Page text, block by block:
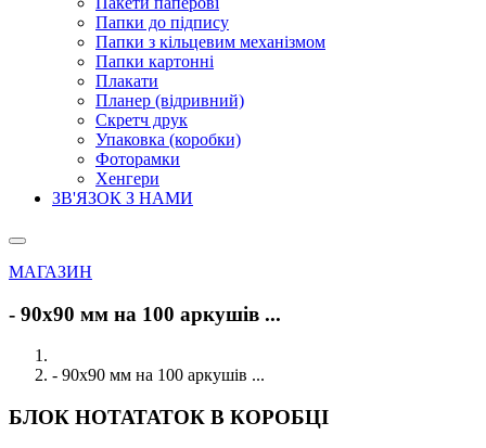
Папки до підпису
Папки з кільцевим механізмом
Папки картонні
Плакати
Планер (відривний)
Скретч друк
Упаковка (коробки)
Фоторамки
Хенгери
ЗВ'ЯЗОК З НАМИ
МАГАЗИН
- 90х90 мм на 100 аркушів ...
- 90х90 мм на 100 аркушів ...
БЛОК НОТАТАТОК В КОРОБЦІ